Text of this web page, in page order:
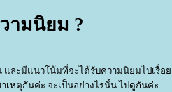
ามนิยม ?
ละมีแนวโน้มที่จะได้รับความนิยมไปเรื่
เหตุกันค่ะ จะเป็นอย่างไรนั้น ไปดูกันค่ะ